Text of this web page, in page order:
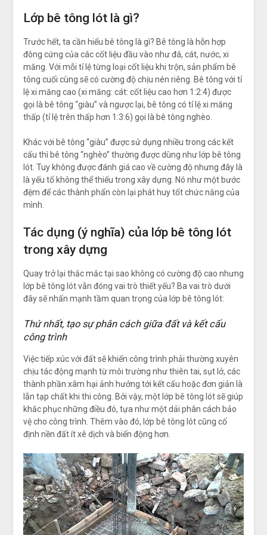
Lớp bê tông lót là gì?
Trước hết, ta cần hiểu bê tông là gì? Bê tông là hỗn hợp
đông cứng của các cốt liệu đầu vào như đá, cát, nước, xi
măng. Với mỗi tỉ lệ từng loại cốt liệu khi trộn, sản phẩm bê
tông cuối cùng sẽ có cường độ chịu nén riêng. Bê tông với tỉ
lệ xi măng cao (xi măng: cát: cốt liệu cao hơn 1:2:4) được
gọi là bê tông “giàu” và ngược lại, bê tông có tỉ lệ xi măng
thấp (tỉ lệ trên thấp hơn 1:3:6) gọi là bê tông nghèo.
Khác với bê tông “giàu” được sử dụng nhiều trong các kết
cấu thì bê tông “nghèo” thường được dùng như lớp bê tông
lót. Tuy không được đánh giá cao về cường độ nhưng đây là
là yếu tố không thể thiếu trong xây dựng. Nó như một bước
đệm để các thành phẩn còn lại phát huy tốt chức năng của
mình.
Tác dụng (ý nghĩa) của lớp bê tông lót
trong xây dựng
Quay trở lại thắc mắc tại sao không có cường độ cao nhưng
lớp bê tông lót vẫn đóng vai trò thiết yếu? Ba vai trò dưới
đây sẽ nhấn mạnh tầm quan trọng của lớp bê tông lót:
Thứ nhất, tạo sự phân cách giữa đất và kết cấu
công trình
Việc tiếp xúc với đất sẽ khiến công trình phải thường xuyên
chịu tác động mạnh từ môi trường như thiên tai, sụt lở, các
thành phần xâm hại ảnh hưởng tới kết cấu hoặc đơn giản là
lẫn tạp chất khi thi công. Bởi vậy, một lớp bê tông lót sẽ giúp
khắc phục những điều đó, tựa như một dải phân cách bảo
vệ cho công trình. Thêm vào đó, lớp bê tông lót cũng cố
định nền đất ít xê dịch và biến động hơn.